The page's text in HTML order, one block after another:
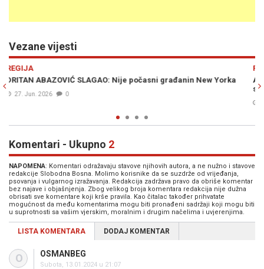
Vezane vijesti
Yorka
ABAZOVIĆ POZIVA NA VANREDNE IZBORE: "Umjesto
sezonom bavili smo se pronalaskom spomenika Pavlu
Komentari - Ukupno 2
NAPOMENA: Komentari odražavaju stavove njihovih autora, a ne nužno i stavove
redakcije Slobodna Bosna. Molimo korisnike da se suzdrže od vrijeđanja,
psovanja i vulgarnog izražavanja. Redakcija zadržava pravo da obriše komentar
bez najave i objašnjenja. Zbog velikog broja komentara redakcija nije dužna
obrisati sve komentare koji krše pravila. Kao čitalac također prihvatate
mogućnost da među komentarima mogu biti pronađeni sadržaji koji mogu biti
u suprotnosti sa vašim vjerskim, moralnim i drugim načelima i uvjerenjima.
LISTA KOMENTARA DODAJ KOMENTAR
O OSMANBEG
Subota, 13.01.2024 u 21:07